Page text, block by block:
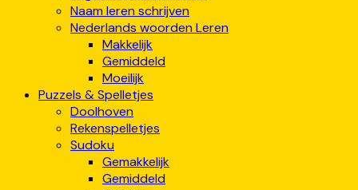
Naam leren schrijven
Nederlands woorden Leren
Makkelijk
Gemiddeld
Moeilijk
Puzzels & Spelletjes
Doolhoven
Rekenspelletjes
Sudoku
Gemakkelijk
Gemiddeld